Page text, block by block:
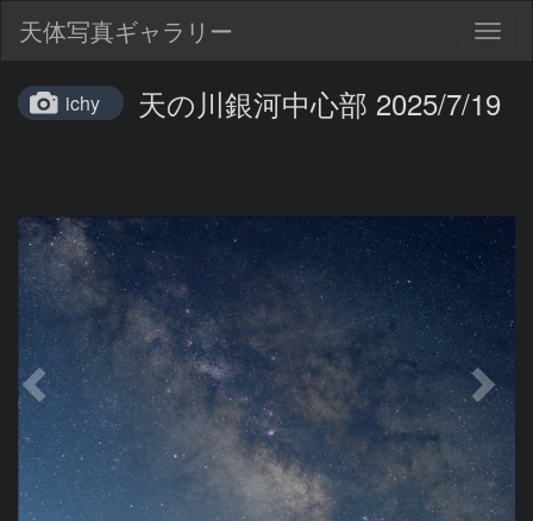
天体写真ギャラリー
ichy 天の川銀河中心部 2025/7/19